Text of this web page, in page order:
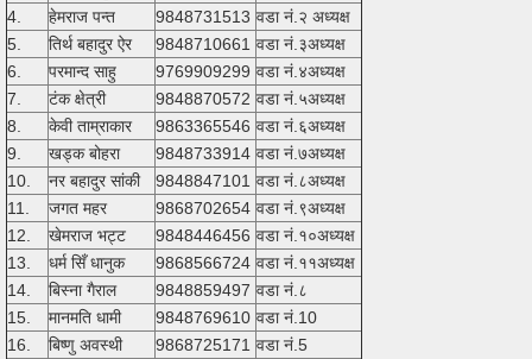
4.
हेमराज पन्त 9848731513 वडा नं.२ अध्यक्ष
5.
तिर्थ बहादुर ऐर 9848710661 वडा नं.३अध्यक्ष
6.
परमान्द साहु 9769909299 वडा नं.४अध्यक्ष
7.
टंक क्षेत्री 9848870572 वडा नं.५अध्यक्ष
8.
केवी ताम्राकार 9863365546 वडा नं.६अध्यक्ष
9.
खड्क बोहरा 9848733914 वडा नं.७अध्यक्ष
10.
नर बहादुर सांकी 9848847101 वडा नं.८अध्यक्ष
11.
जगत महर 9868702654 वडा नं.९अध्यक्ष
12.
खेमराज भट्ट 9848446456 वडा नं.१०अध्यक्ष
13.
धर्म सिँ धानुक 9868566724 वडा नं.११अध्यक्ष
14.
बिस्ना गैराल 9848859497 वडा नं.८
15.
मानमति धामी 9848769610 वडा नं.10
16.
बिष्णु अवस्थी 9868725171 वडा नं.5